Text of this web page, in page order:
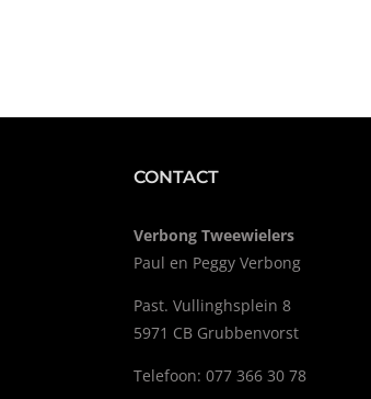
CONTACT
Verbong Tweewielers
Paul en Peggy Verbong
Past. Vullinghsplein 8
5971 CB Grubbenvorst
Telefoon: 077 366 30 78